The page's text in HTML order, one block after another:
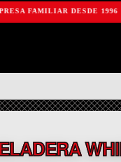
DESDE 1996